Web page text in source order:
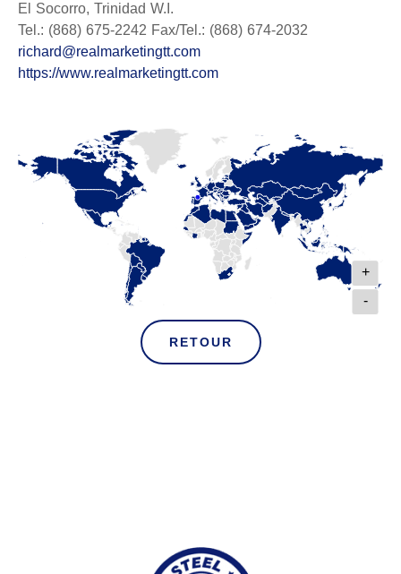
El Socorro, Trinidad W.I.
Tel.: (868) 675-2242 Fax/Tel.: (868) 674-2032
richard@realmarketingtt.com
https://www.realmarketingtt.com
+
-
RETOUR